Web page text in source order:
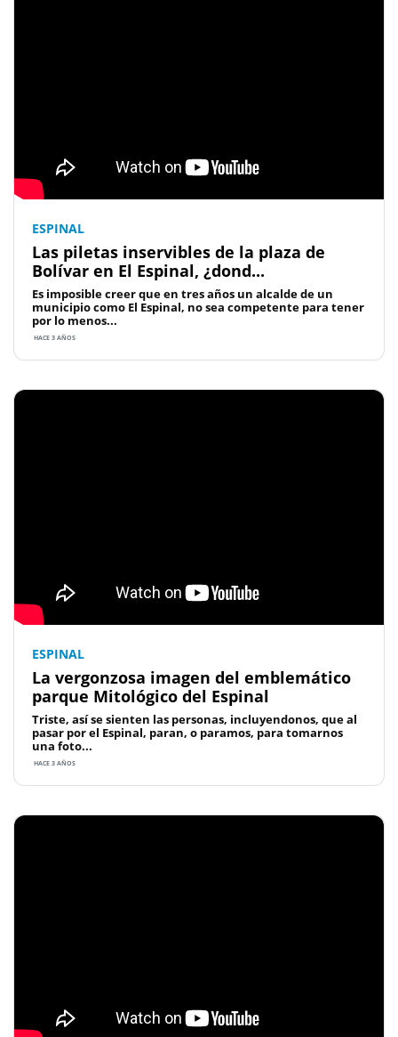
ESPINAL
Las piletas inservibles de la plaza de
Bolívar en El Espinal, ¿dond...
Es imposible creer que en tres años un alcalde de un
municipio como El Espinal, no sea competente para tener
por lo menos...
HACE 3 AÑOS
ESPINAL
La vergonzosa imagen del emblemático
parque Mitológico del Espinal
Triste, así se sienten las personas, incluyendonos, que al
pasar por el Espinal, paran, o paramos, para tomarnos
una foto...
HACE 3 AÑOS